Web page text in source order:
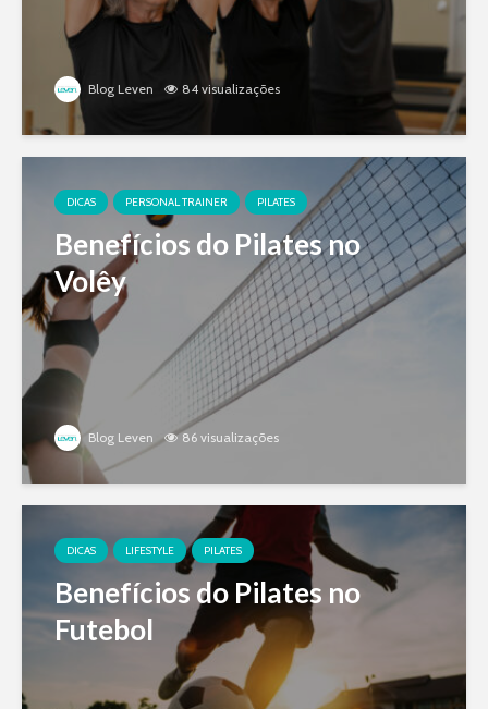
Blog Leven 84 visualizações
DICAS PERSONAL TRAINER PILATES
Benefícios do Pilates no
Volêy
Blog Leven 86 visualizações
DICAS LIFESTYLE PILATES
Benefícios do Pilates no
Futebol